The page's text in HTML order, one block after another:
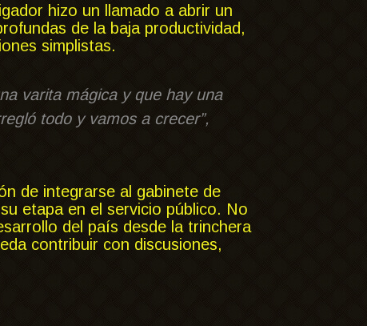
hizo un llamado a abrir un
de la baja productividad,
simplistas.
varita mágica y que hay una
todo y vamos a crecer”,
de integrarse al gabinete de
etapa en el servicio público. No
del país desde la trinchera
contribuir con discusiones,